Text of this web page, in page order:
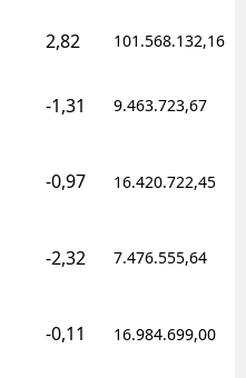
2,82 101.568.132,16
-1,31 9.463.723,67
-0,97 16.420.722,45
-2,32 7.476.555,64
-0,11 16.984.699,00